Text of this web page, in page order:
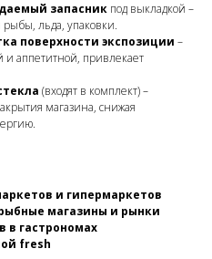
запасник под выкладкой –
льда, упаковки.
поверхности экспозиции –
и аппетитной, привлекает
(входят в комплект) –
магазина, снижая
и гипермаркетов
магазины и рынки
в гастрономах
fresh